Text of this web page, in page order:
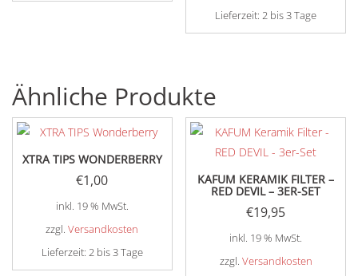
Lieferzeit:2 bis 3 Tage
Ähnliche Produkte
XTRA TIPS WONDERBERRY
€1,00
inkl. 19 % MwSt.
zzgl.Versandkosten
Lieferzeit: 2 bis 3 Tage
KAFUM KERAMIK FILTER –
RED DEVIL – 3ER-SET
€19,95
inkl. 19 % MwSt.
zzgl. Versandkosten